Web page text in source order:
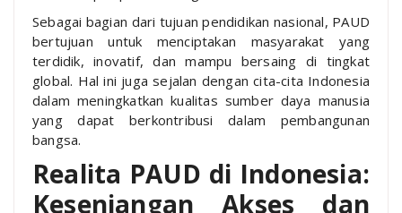
Sebagai bagian dari tujuan pendidikan nasional, PAUD
bertujuan untuk menciptakan masyarakat yang
terdidik, inovatif, dan mampu bersaing di tingkat
global. Hal ini juga sejalan dengan cita-cita Indonesia
dalam meningkatkan kualitas sumber daya manusia
yang dapat berkontribusi dalam pembangunan
bangsa.
Realita PAUD di Indonesia:
Kesenjangan Akses dan